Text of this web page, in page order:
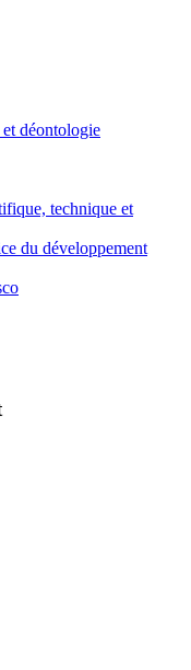
déontologie
technique et
du développement